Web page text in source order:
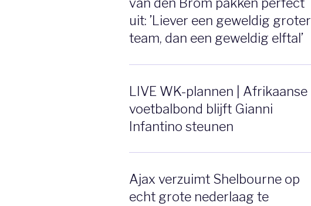
uit: ’Liever een geweldig groter
team, dan een geweldig elftal’
LIVE WK-plannen | Afrikaanse
voetbalbond blijft Gianni
Infantino steunen
Ajax verzuimt Shelbourne op
echt grote nederlaag te